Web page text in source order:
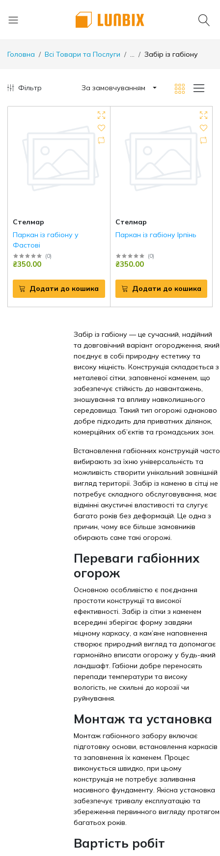
Головна Всі Товари та Послуги ... Забір із габіону
Фільтр За замовчуванням
Стелмар
Паркан із габіону у
Фастові
(0)
₴350.00
Додати до кошика
Стелмар
Паркан із габіону Ірпінь
(0)
₴350.00
Додати до кошика
Забір із габіону — це сучасний, надійний
та довговічний варіант огородження, який
поєднує в собі природну естетику та
високу міцність. Конструкція складається з
металевої сітки, заповненої каменем, що
забезпечує стійкість до навантажень,
зношування та впливу навколишнього
середовища. Такий тип огорожі однаково
добре підходить для приватних ділянок,
комерційних об’єктів та громадських зон.
Встановлення габіонних конструкцій часто
вибирають за їхню універсальність та
можливість створити унікальний зовнішній
вигляд території. Забір із каменю в сітці не
потребує складного обслуговування, має
відмінні акустичні властивості та слугує
багато років без деформацій. Це одна з
причин, чому все більше замовників
обирають саме такі огорожі.
Переваги габіонних
огорож
Основною особливістю є поєднання
простоти конструкції та високої
ефективності. Забір із сітки з каменем
всередині зберігає форму завдяки
міцному каркасу, а кам’яне наповнення
створює природний вигляд та допомагає
гармонійно вписати огорожу у будь-який
ландшафт. Габіони добре переносять
перепади температури та високу
вологість, не схильні до корозії чи
руйнування.
Монтаж та установка
Монтаж габіонного забору включає
підготовку основи, встановлення каркасів
та заповнення їх каменем. Процес
виконується швидко, при цьому
конструкція не потребує заливання
масивного фундаменту. Якісна установка
забезпечує тривалу експлуатацію та
збереження первинного вигляду протягом
багатьох років.
Вартість робіт